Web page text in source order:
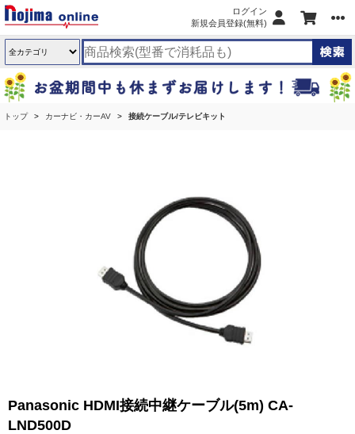
ログイン
新規会員登録(無料)
トップ カーナビ・カーAV 接続ケーブル/テレビキット
Panasonic HDMI接続中継ケーブル(5m) CA-
LND500D